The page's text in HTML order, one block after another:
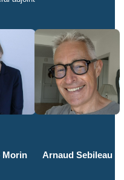
Morin Arnaud Sebileau